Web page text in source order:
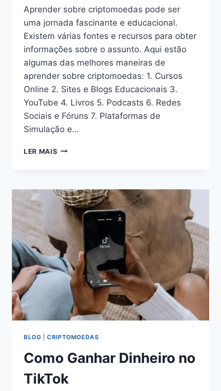
Aprender sobre criptomoedas pode ser
uma jornada fascinante e educacional.
Existem várias fontes e recursos para obter
informações sobre o assunto. Aqui estão
algumas das melhores maneiras de
aprender sobre criptomoedas: 1. Cursos
Online 2. Sites e Blogs Educacionais 3.
YouTube 4. Livros 5. Podcasts 6. Redes
Sociais e Fóruns 7. Plataformas de
Simulação e…
LER MAIS APRENDER
BLOG |CRIPTOMOEDAS
Como Ganhar Dinheiro no
TikTok